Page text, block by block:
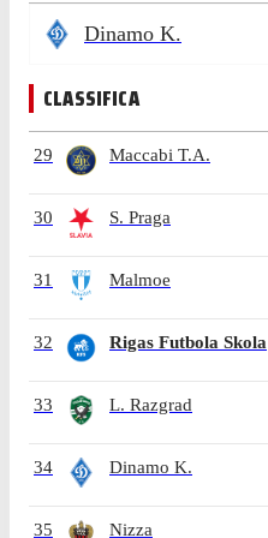
Dinamo K.
CLASSIFICA
29 Maccabi T.A.
30 S. Praga
31 Malmoe
32 Rigas Futbola Skola
33 L. Razgrad
34 Dinamo K.
35 Nizza